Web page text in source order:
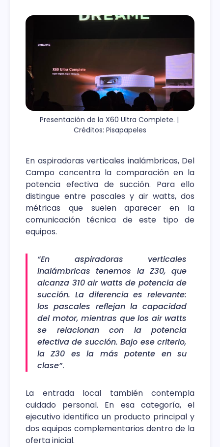
Presentación de la X60 Ultra Complete. |
Créditos: Pisapapeles
En aspiradoras verticales inalámbricas, Del
Campo concentra la comparación en la
potencia efectiva de succión. Para ello
distingue entre pascales y air watts, dos
métricas que suelen aparecer en la
comunicación técnica de este tipo de
equipos.
“En aspiradoras verticales
inalámbricas tenemos la Z30, que
alcanza 310 air watts de potencia de
succión. La diferencia es relevante:
los pascales reflejan la capacidad
del motor, mientras que los air watts
se relacionan con la potencia
efectiva de succión. Bajo ese criterio,
la Z30 es la más potente en su
clase”.
La entrada local también contempla
cuidado personal. En esa categoría, el
ejecutivo identifica un producto principal y
dos equipos complementarios dentro de la
oferta inicial.